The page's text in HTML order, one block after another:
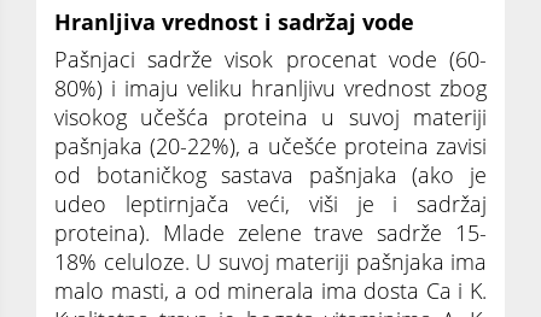
Hranljiva vrednost i sadržaj vode
Pašnjaci sadrže visok procenat vode (60-
80%) i imaju veliku hranljivu vrednost zbog
visokog učešća proteina u suvoj materiji
pašnjaka (20-22%), a učešće proteina zavisi
od botaničkog sastava pašnjaka (ako je
udeo leptirnjača veći, viši je i sadržaj
proteina). Mlade zelene trave sadrže 15-
18% celuloze. U suvoj materiji pašnjaka ima
malo masti, a od minerala ima dosta Ca i K.